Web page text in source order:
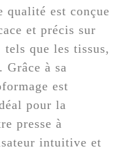
qualité est conçue
et précis sur
que les tissus,
Grâce à sa
est
pour la
presse à
intuitive et